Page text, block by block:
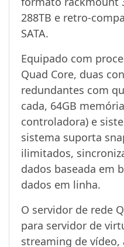
288TB e retro-
SATA.
Equipado com
Quad Core, duas
redundantes com
cada, 64GB
controladora) e
sistema suporta
ilimitados,
dados baseada em
dados em linha.
O servidor de rede
para servidor de
streaming de